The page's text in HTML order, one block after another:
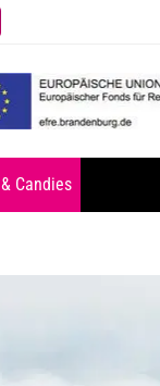
Candies